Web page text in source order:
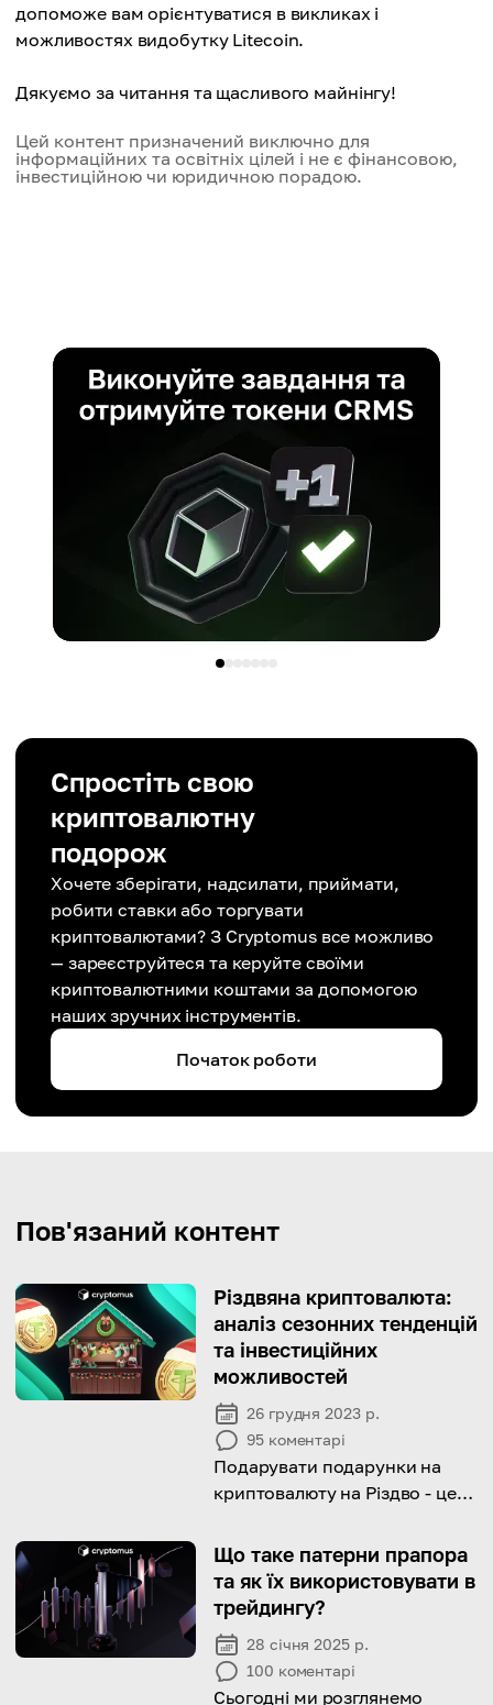
допоможе вам орієнтуватися в викликах і
можливостях видобутку Litecoin.
Дякуємо за читання та щасливого майнінгу!
Цей контент призначений виключно для
інформаційних та освітніх цілей і не є фінансовою,
інвестиційною чи юридичною порадою.
Спростіть свою
криптовалютну
подорож
Хочете зберігати, надсилати, приймати,
робити ставки або торгувати
криптовалютами? З Cryptomus все можливо
— зареєструйтеся та керуйте своїми
криптовалютними коштами за допомогою
наших зручних інструментів.
Початок роботи
Пов'язаний контент
Різдвяна криптовалюта:
аналіз сезонних тенденцій
та інвестиційних
можливостей
26 грудня 2023 р.
95 коментарі
Подарувати подарунки на
криптовалюту на Різдво - це
щоб догодити своїм близьким
Що таке патерни прапора
та як їх використовувати в
трейдингу?
28 січня 2025 р.
100 коментарі
Сьогодні ми розглянемо